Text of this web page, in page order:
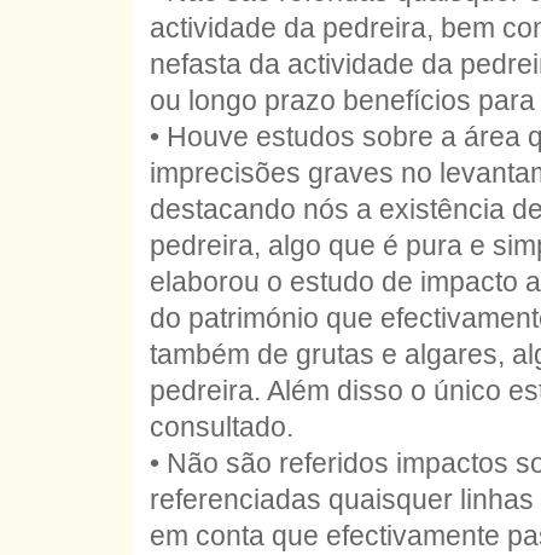
actividade da pedreira, bem
nefasta da actividade da
ou longo prazo benefícios
• Houve estudos sobre a área
imprecisões graves no
destacando nós a existência
pedreira, algo que é pura e
elaborou o estudo de impacto
do património que
também de grutas e algares,
pedreira. Além disso o único
consultado.
• Não são referidos impactos
referenciadas quaisquer
em conta que efectivamente